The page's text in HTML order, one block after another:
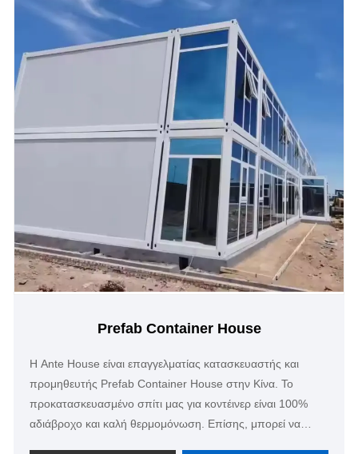
Prefab Container House
Η Ante House είναι επαγγελματίας κατασκευαστής και
προμηθευτής Prefab Container House στην Κίνα. Το
προκατασκευασμένο σπίτι μας για κοντέινερ είναι 100%
αδιάβροχο και καλή θερμομόνωση. Επίσης, μπορεί να